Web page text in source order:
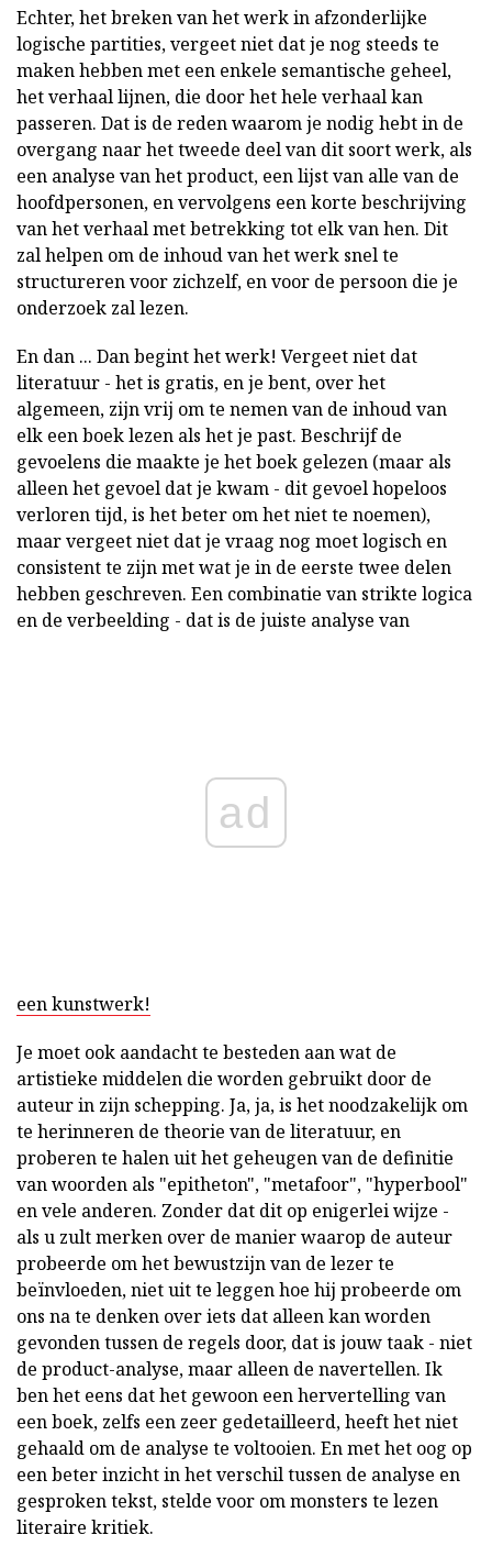
Echter, het breken van het werk in afzonderlijke
logische partities, vergeet niet dat je nog steeds te
maken hebben met een enkele semantische geheel,
het verhaal lijnen, die door het hele verhaal kan
passeren. Dat is de reden waarom je nodig hebt in de
overgang naar het tweede deel van dit soort werk, als
een analyse van het product, een lijst van alle van de
hoofdpersonen, en vervolgens een korte beschrijving
van het verhaal met betrekking tot elk van hen. Dit
zal helpen om de inhoud van het werk snel te
structureren voor zichzelf, en voor de persoon die je
onderzoek zal lezen.
En dan ... Dan begint het werk! Vergeet niet dat
literatuur - het is gratis, en je bent, over het
algemeen, zijn vrij om te nemen van de inhoud van
elk een boek lezen als het je past. Beschrijf de
gevoelens die maakte je het boek gelezen (maar als
alleen het gevoel dat je kwam - dit gevoel hopeloos
verloren tijd, is het beter om het niet te noemen),
maar vergeet niet dat je vraag nog moet logisch en
consistent te zijn met wat je in de eerste twee delen
hebben geschreven. Een combinatie van strikte logica
en de verbeelding - dat is de juiste analyse van
ad
een kunstwerk!
Je moet ook aandacht te besteden aan wat de
artistieke middelen die worden gebruikt door de
auteur in zijn schepping. Ja, ja, is het noodzakelijk om
te herinneren de theorie van de literatuur, en
proberen te halen uit het geheugen van de definitie
van woorden als "epitheton", "metafoor", "hyperbool"
en vele anderen. Zonder dat dit op enigerlei wijze -
als u zult merken over de manier waarop de auteur
probeerde om het bewustzijn van de lezer te
beïnvloeden, niet uit te leggen hoe hij probeerde om
ons na te denken over iets dat alleen kan worden
gevonden tussen de regels door, dat is jouw taak - niet
de product-analyse, maar alleen de navertellen. Ik
ben het eens dat het gewoon een hervertelling van
een boek, zelfs een zeer gedetailleerd, heeft het niet
gehaald om de analyse te voltooien. En met het oog op
een beter inzicht in het verschil tussen de analyse en
gesproken tekst, stelde voor om monsters te lezen
literaire kritiek.